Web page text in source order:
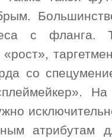
с фланга.
«рост»,
со
На
атрибутам